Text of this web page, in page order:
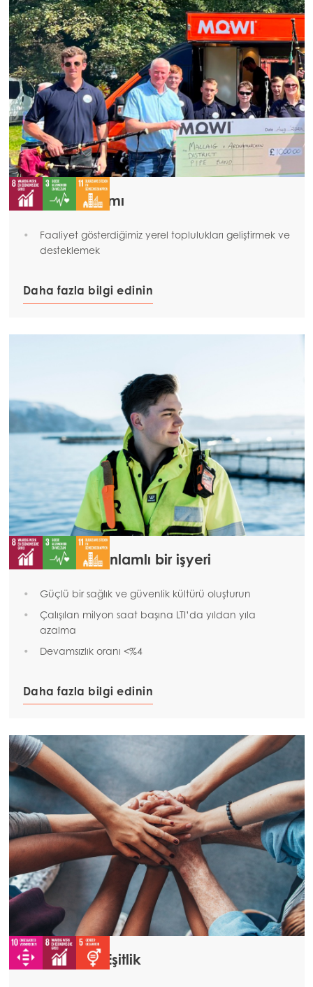
Mowi Global
Mowi China
Mowi Japan
Mowi Korea
Mowi Belgium (FR)
Mowi Belgium (NL)
Mowi Czechia (EN)
Mowi Faroe Islands
Mowi France
Mowi Germany
Mowi Ireland
Mowi Italy
Mowi Netherlands
Mowi Norway
Mowi Poland
Devam et
Toplum katılımı
Faaliyet gösterdiğimiz yerel toplulukları geliştirmek ve
desteklemek
Daha fazla bilgi edinin
Güvenli ve anlamlı bir işyeri
Güçlü bir sağlık ve güvenlik kültürü oluşturun
Çalışılan milyon saat başına LTI’da yıldan yıla
azalma
Devamsızlık oranı <%4
Daha fazla bilgi edinin
Çeşitlilik ve Eşitlik